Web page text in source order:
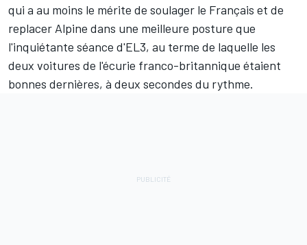
qui a au moins le mérite de soulager le Français et de
replacer Alpine dans une meilleure posture que
l'inquiétante séance d'EL3, au terme de laquelle les
deux voitures de l'écurie franco-britannique étaient
bonnes dernières, à deux secondes du rythme.